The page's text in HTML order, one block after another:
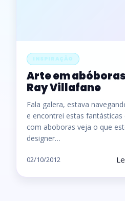
INSPIRAÇÃO
Arte em
Ray Villafane
Fala galera, estava
e encontrei estas fantásticas
com aboboras veja o que
designer…
02/10/2012